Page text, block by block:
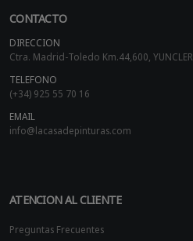
CONTACTO
DIRECCION
Ctra. Madrid-Toledo Km.44,600,
TELEFONO
(+34) 925 55 70 16
EMAIL
info@lacasadepinturas.com
ATENCION AL CLIENTE
Preguntas Frecuentes